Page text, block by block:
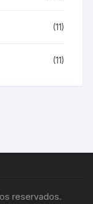
(11)
(11)
reservados.